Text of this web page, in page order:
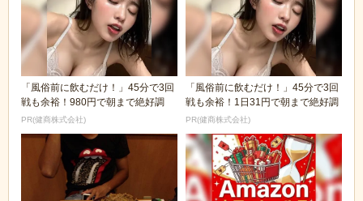
「風俗前に飲むだけ！」45分で3回
戦も余裕！980円で朝まで絶好調
PR(健商株式会社)
「風俗前に飲むだけ！」45分で3回
戦も余裕！1日31円で朝まで絶好調
PR(健商株式会社)